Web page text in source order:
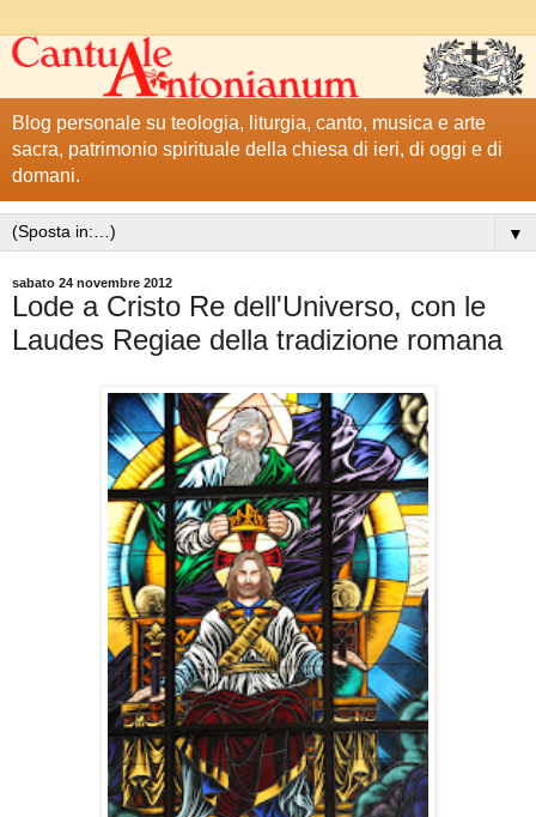
Blog personale su teologia, liturgia, canto, musica e arte
sacra, patrimonio spirituale della chiesa di ieri, di oggi e di
domani.
▼
sabato 24 novembre 2012
Lode a Cristo Re dell'Universo, con le
Laudes Regiae della tradizione romana